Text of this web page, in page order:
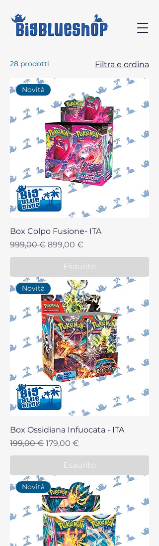
28 prodotti Filtra e ordina
Novità
Box Colpo Fusione- ITA
Prezzo regolare
999,00 € Prezzo scontato
899,00 €
Esaurito
Novità
Box Ossidiana Infuocata - ITA
Prezzo regolare
199,00 € Prezzo scontato
179,00 €
Esaurito
Novità